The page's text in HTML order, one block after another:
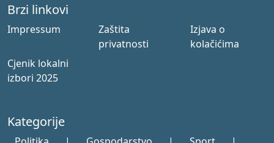
Brzi linkovi
Impressum
Zaštita
privatnosti
Izjava o
kolačićima
Cjenik lokalni
izbori 2025
Kategorije